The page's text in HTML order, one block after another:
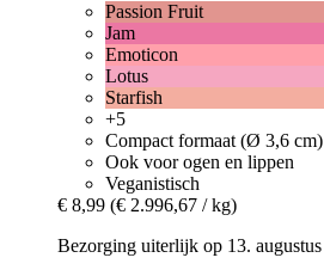
Passion Fruit
Jam
Emoticon
Lotus
Starfish
+5
Compact formaat (Ø 3,6 cm)
Ook voor ogen en lippen
Veganistisch
€ 8,99 (€ 2.996,67 / kg)
Bezorging uiterlijk op 13. augustus